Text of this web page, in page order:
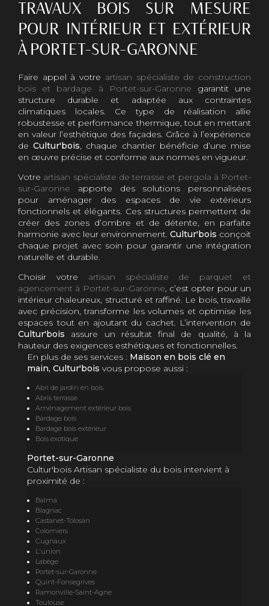
TRAVAUX BOIS SUR MESURE
POUR INTÉRIEUR ET EXTÉRIEUR
À PORTET-SUR-GARONNE
Faire appel à votre artisan spécialiste de construction
bois et bardage à Portet-sur-Garonne garantit une
structure durable et adaptée aux contraintes
climatiques locales. Ce type de réalisation allie
robustesse et performance thermique, tout en mettant
en valeur l’esthétique des façades. Grâce à l’expérience
deCultur'bois, chaque chantier bénéficie d’une mise
en œuvre précise et conforme aux normes en vigueur.
Votre artisan spécialiste de terrasse et pergola à Portet-
sur-Garonne apporte des solutions personnalisées
pour aménager des espaces de vie extérieurs
fonctionnels et élégants. Ces structures permettent de
créer des zones d’ombre et de détente, en parfaite
harmonie avec leur environnement. Cultur'bois conçoit
chaque projet avec soin pour garantir une intégration
naturelle et durable.
Choisir votre artisan spécialiste de parquet et
agencement à Portet-sur-Garonne, c’est opter pour un
intérieur chaleureux, structuré et raffiné. Le bois, travaillé
avec précision, transforme les volumes et optimise les
espaces tout en ajoutant du cachet. L’intervention de
Cultur'bois assure un résultat final de qualité, à la
hauteur des exigences esthétiques et fonctionnelles.
En plus de ses services : Maison en bois clé en
main, Cultur'bois vous propose aussi :
Abri de jardin en bois
Abris terrasse
Aménagement extérieur bois
Bardage bois
Bardage bois extérieur
Bois exotique
Portet-sur-Garonne
Cultur'bois Artisan spécialiste du bois intervient à
proximité de :
Balma
Blagnac
Castanet-Tolosan
Colomiers
Cugnaux
L'union
Labège
Portet-sur-Garonne
Quint-Fonsegrives
Ramonville-Saint-Agne
Toulouse